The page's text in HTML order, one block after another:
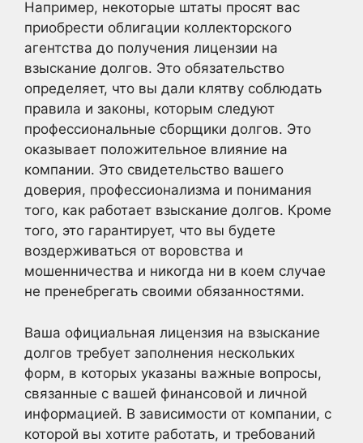
Например, некоторые штаты просят вас
приобрести облигации коллекторского
агентства до получения лицензии на
взыскание долгов. Это обязательство
определяет, что вы дали клятву соблюдать
правила и законы, которым следуют
профессиональные сборщики долгов. Это
оказывает положительное влияние на
компании. Это свидетельство вашего
доверия, профессионализма и понимания
того, как работает взыскание долгов. Кроме
того, это гарантирует, что вы будете
воздерживаться от воровства и
мошенничества и никогда ни в коем случае
не пренебрегать своими обязанностями.
Ваша официальная лицензия на взыскание
долгов требует заполнения нескольких
форм, в которых указаны важные вопросы,
связанные с вашей финансовой и личной
информацией. В зависимости от компании, с
которой вы хотите работать, и требований